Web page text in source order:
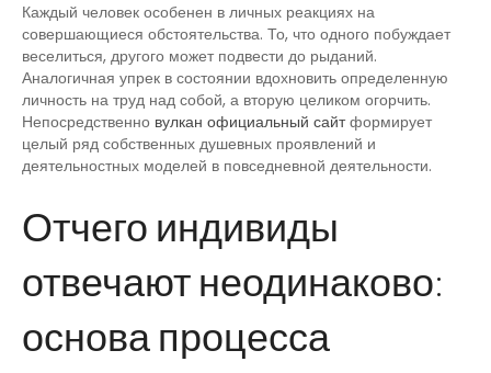
Каждый человек особенен в личных реакциях на
совершающиеся обстоятельства. То, что одного побуждает
веселиться, другого может подвести до рыданий.
Аналогичная упрек в состоянии вдохновить определенную
личность на труд над собой, а вторую целиком огорчить.
Непосредственно вулкан официальный сайтформирует
целый ряд собственных душевных проявлений и
деятельностных моделей в повседневной деятельности.
Отчего индивиды
отвечают неодинаково:
основа процесса